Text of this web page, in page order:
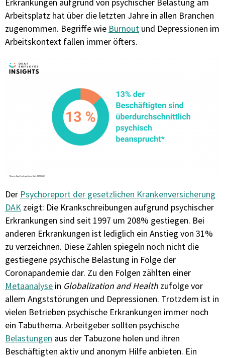
Arbeitsplatz hat über die letzten Jahre in allen Branchen
zugenommen. Begriffe wie Burnout und Depressionen im
Arbeitskontext fallen immer öfters.
Der Psychoreport der gesetzlichen Krankenversicherung
DAK zeigt: Die Krankschreibungen aufgrund psychischer
Erkrankungen sind seit 1997 um 208% gestiegen. Bei
anderen Erkrankungen ist lediglich ein Anstieg von 31%
zu verzeichnen. Diese Zahlen spiegeln noch nicht die
gestiegene psychische Belastung in Folge der
Coronapandemie dar. Zu den Folgen zählten einer
Metaanalyse in Globalization and Health zufolge vor
allem Angststörungen und Depressionen. Trotzdem ist in
vielen Betrieben psychische Erkrankungen immer noch
ein Tabuthema. Arbeitgeber sollten psychische
Belastungen aus der Tabuzone holen und ihren
Beschäftigten aktiv und anonym Hilfe anbieten. Ein